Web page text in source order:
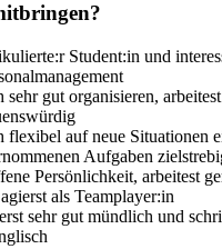
Student:in und
gut organisieren,
flexibel auf neue Situationen
Aufgaben
Persönlichkeit, arbeitest
als Teamplayer:in
sehr gut mündlich und